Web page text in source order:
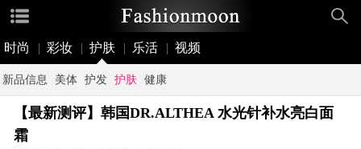
时尚 | 彩妆 | 护肤 | 乐活 | 视频
新品信息 美体 护发 护肤 健康
【最新测评】韩国DR.ALTHEA 水光针补水亮白面
霜